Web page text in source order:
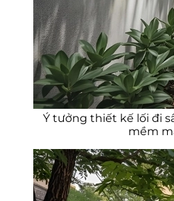
Ý tưởng thiết kế lối đi
mềm